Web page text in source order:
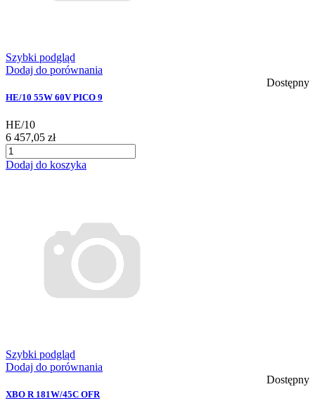
Szybki podgląd
Dodaj do porównania
Dostępny
HE/10 55W 60V PICO 9
HE/10
6 457,05 zł
Dodaj do koszyka
Szybki podgląd
Dodaj do porównania
Dostępny
XBO R 181W/45C OFR